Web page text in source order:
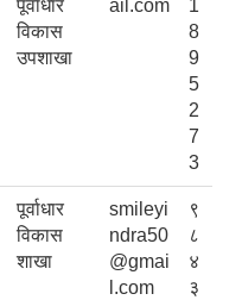
पूर्वाधार
विकास
उपशाखा
ail.com
1
8
9
5
2
7
3
पूर्वाधार
विकास
शाखा
smileyi
ndra50
@gmai
l.com
९
८
४
३